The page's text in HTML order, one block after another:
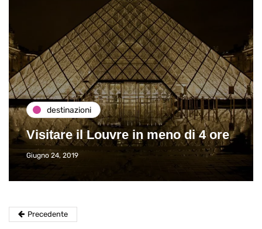
destinazioni
Visitare il Louvre in meno di 4 ore
Giugno 24, 2019
Precedente